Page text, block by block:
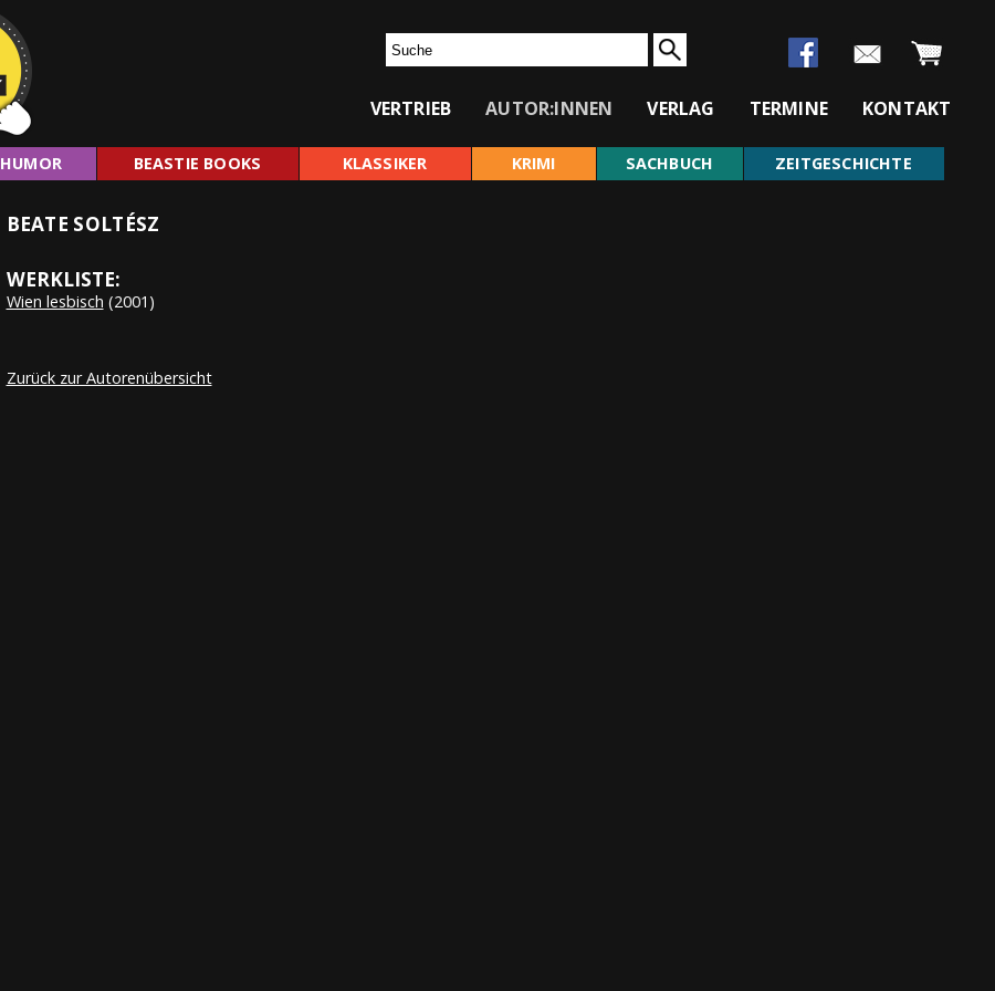
VERTRIEB AUTOR:INNEN VERLAG TERMINE KONTAKT
HUMOR BEASTIE BOOKS KLASSIKER KRIMI SACHBUCH ZEITGESCHICHTE
BEATE SOLTÉSZ
WERKLISTE:
Wien lesbisch (2001)
Zurück zur Autorenübersicht